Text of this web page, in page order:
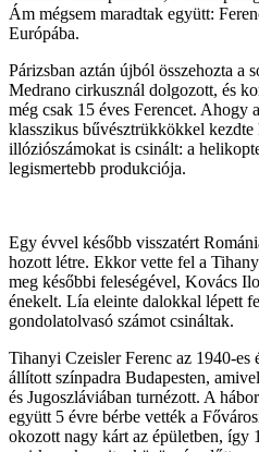
Ám mégsem maradtak együtt:
Európába.
Párizsban aztán újból összehozta a
Medrano cirkusznál dolgozott, és
még csak 15 éves Ferencet. Ahogy
klasszikus bűvésztrükkökkel
illóziószámokat is csinált: a
legismertebb produkciója.
Egy évvel később visszatért
hozott létre. Ekkor vette fel a
meg későbbi feleségével, Kovács
énekelt. Lía eleinte dalokkal lépett
gondolatolvasó számot csináltak.
Tihanyi Czeisler Ferenc az 1940-es
állított színpadra Budapesten,
és Jugoszláviában turnézott. A
együtt 5 évre bérbe vették a
okozott nagy kárt az épületben, így